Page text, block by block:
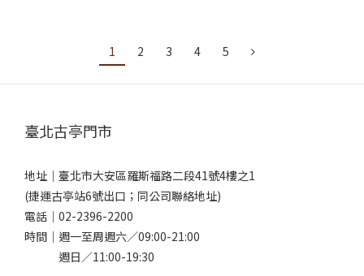
1 2 3 4 5
臺北古亭門市
地址｜ 臺北市大安區羅斯福路二段41號4樓之1
(捷運古亭站6號出口；同公司聯絡地址)
電話｜ 02-2396-2200
時間｜週一至周週六／09:00-21:00
週日／11:00-19:30